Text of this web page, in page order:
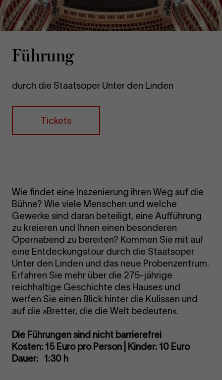
Füh­rung
durch die Staatsoper Unter den Linden
Tickets
Wie findet eine Inszenierung ihren Weg auf die
Bühne? Wie viele Menschen und welche
Gewerke sind daran beteiligt, eine Aufführung
zu kreieren und Ihnen einen besonderen
Opernabend zu bereiten? Kommen Sie mit auf
eine Entdeckungstour durch die Staatsoper
Unter den Linden und das neue Probenzentrum.
Erfahren Sie mehr über die 275-jährige
reichhaltige Geschichte des Hauses und
werfen Sie einen Blick hinter die Kulissen und
auf die »Bretter, die die Welt bedeuten«.
Die Führungen sind nicht barrierefrei
Kosten: 15 Euro pro Person | Kinder: 10 Euro
Dauer: 1:30 h